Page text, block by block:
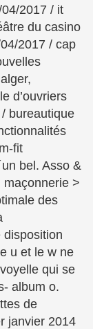
2017 / it
du casino
2017 / cap
d’ouvriers
bureautique
fit
bel. Asso &
>
des
disposition
u et le w ne
qui se
album o.
de
janvier 2014